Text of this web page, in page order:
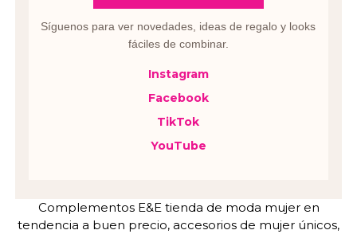
Síguenos para ver novedades, ideas de regalo y looks
fáciles de combinar.
Instagram
Facebook
TikTok
YouTube
Complementos E&E tienda de moda mujer en
tendencia a buen precio, accesorios de mujer únicos,